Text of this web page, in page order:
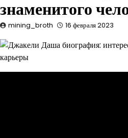
знаменитого
mining_broth 16 февраля 2023